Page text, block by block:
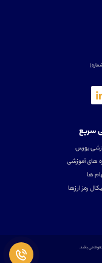
سریع
بورس
های آموزشی
ها
رمز ارزها
می باشد.